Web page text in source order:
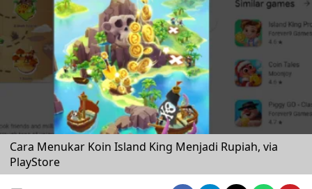
Cara Menukar Koin Island King Menjadi Rupiah, via
PlayStore